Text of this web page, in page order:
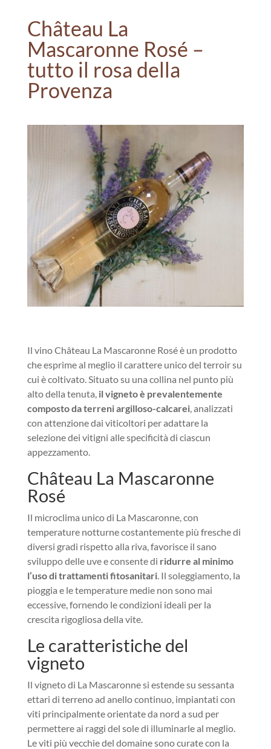
Château La
Mascaronne Rosé –
tutto il rosa della
Provenza
Il vino Château La Mascaronne Rosé è un prodotto
che esprime al meglio il carattere unico del terroir su
cui è coltivato. Situato su una collina nel punto più
alto della tenuta,il vigneto è prevalentemente
composto da terreni argilloso-calcarei, analizzati
con attenzione dai viticoltori per adattare la
selezione dei vitigni alle specificità di ciascun
appezzamento.
Château La Mascaronne
Rosé
Il microclima unico di La Mascaronne, con
temperature notturne costantemente più fresche di
diversi gradi rispetto alla riva, favorisce il sano
sviluppo delle uve e consente di ridurre al minimo
l’uso di trattamenti fitosanitari. Il soleggiamento, la
pioggia e le temperature medie non sono mai
eccessive, fornendo le condizioni ideali per la
crescita rigogliosa della vite.
Le caratteristiche del
vigneto
Il vigneto di La Mascaronne si estende su sessanta
ettari di terreno ad anello continuo, impiantati con
viti principalmente orientate da nord a sud per
permettere ai raggi del sole di illuminarle al meglio.
Le viti più vecchie del domaine sono curate con la